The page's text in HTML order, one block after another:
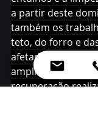
a partir deste
também os
teto, do forro e
afetadas do prédio
ampliando o
recuperação